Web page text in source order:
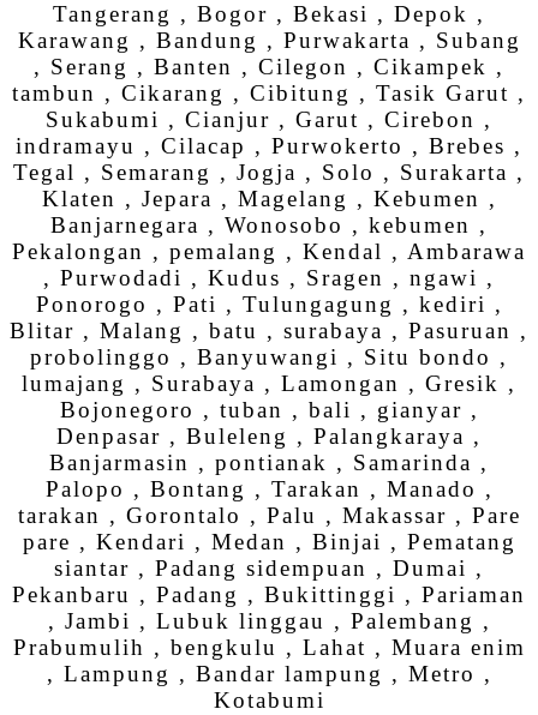
Tangerang , Bogor , Bekasi , Depok ,
Karawang , Bandung , Purwakarta , Subang
, Serang , Banten , Cilegon , Cikampek ,
tambun , Cikarang , Cibitung , Tasik Garut ,
Sukabumi , Cianjur , Garut , Cirebon ,
indramayu , Cilacap , Purwokerto , Brebes ,
Tegal , Semarang , Jogja , Solo , Surakarta ,
Klaten , Jepara , Magelang , Kebumen ,
Banjarnegara , Wonosobo , kebumen ,
Pekalongan , pemalang , Kendal , Ambarawa
, Purwodadi , Kudus , Sragen , ngawi ,
Ponorogo , Pati , Tulungagung , kediri ,
Blitar , Malang , batu , surabaya , Pasuruan ,
probolinggo , Banyuwangi , Situ bondo ,
lumajang , Surabaya , Lamongan , Gresik ,
Bojonegoro , tuban , bali , gianyar ,
Denpasar , Buleleng , Palangkaraya ,
Banjarmasin , pontianak , Samarinda ,
Palopo , Bontang , Tarakan , Manado ,
tarakan , Gorontalo , Palu , Makassar , Pare
pare , Kendari , Medan , Binjai , Pematang
siantar , Padang sidempuan , Dumai ,
Pekanbaru , Padang , Bukittinggi , Pariaman
, Jambi , Lubuk linggau , Palembang ,
Prabumulih , bengkulu , Lahat , Muara enim
, Lampung , Bandar lampung , Metro ,
Kotabumi